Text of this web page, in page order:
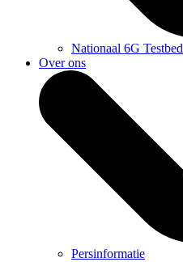
Nationaal 6G Testbed
Over ons
Persinformatie